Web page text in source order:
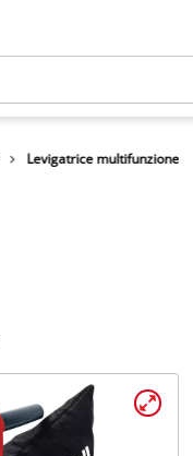
Levigatrice multifunzione